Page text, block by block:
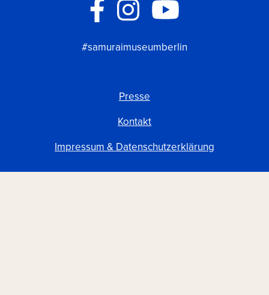
#samuraimuseumberlin
Presse
Kontakt
Impressum & Datenschutzerklärung